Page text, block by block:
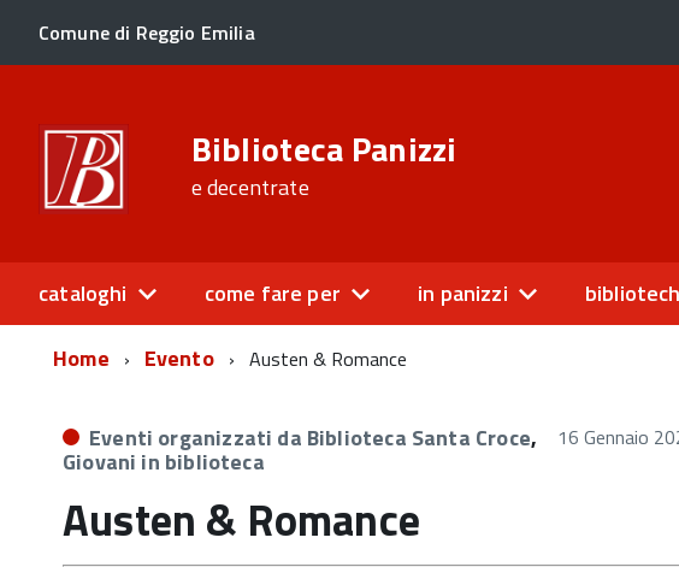
Comune di Reggio Emilia
Biblioteca Panizzi
e decentrate
cataloghi come fare per in panizzi
Home
Evento Austen & Romance
Eventi organizzati da Biblioteca Santa Croce,
Giovani in biblioteca
16 Gennaio
Austen & Romance